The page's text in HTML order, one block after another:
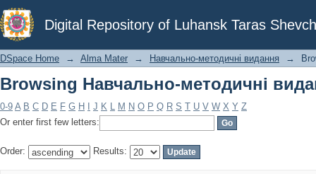
Digital Repository of Luhansk Taras
Browsing Навчально-методичні
DSpace Home → Alma Mater → Навчально-методичні видання →
Browsing Навчально-методичні
0-9 A B C D E F G H J K L M N O P Q R S T U V W X Y Z
Or enter first few letters:
Order: Results: